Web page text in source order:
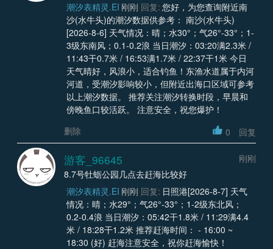
潮汐表精灵.EI 刚刚 回复: 您好，为您查询附近南
沙(水牛头)的潮汐数据供参考： 南沙(水牛头)
[2026-8-6] 天气情况：晴；水30°；气26°-33°；1-
3级东南风；0.1-0.2浪 当日潮汐：03:20满2.3米 /
11:43干0.7米 / 16:53满1.7米 / 22:37干1米 今日
天气晴好，风浪小，适合钓鱼！东渔水道属于内河
河道，受潮汐影响较小，但附近出海口区域可参考
以上潮汐数据。 推荐关注潮汐转换时段，早晨和
傍晚鱼口较活跃。 注意安全，祝您爆护！
删除
0 回复
游客_96645
刚刚
8.7号牡蛎公园几点去赶海比较好
潮汐表精灵.EI 刚刚 回复: 日照港[2026-8-7] 天气
情况：晴；水29°；气26°-33°；1-2级东北风；
0.2-0.4浪 当日潮汐：05:42干1.8米 / 11:29满4.4
米 / 18:28干1.2米 推荐赶海时间： - 16:00 ~
18:30 (好) 赶海注意安全，祝你赶海愉快！